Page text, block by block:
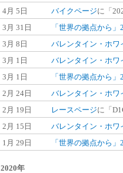
4月 5日 バイクページに「
3月 31日
「世界の拠点から
3月 8日
バレンタイン・ホワ
3月 1日
バレンタイン・ホワ
3月 1日
「世界の拠点から
2月 24日
バレンタイン・ホワ
2月 19日
レースページに「
2月 15日
バレンタイン・ホワ
1月 29日
「世界の拠点から
2020年